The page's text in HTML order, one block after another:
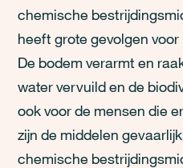
chemische
heeft grote gevolgen
De bodem verarmt en
water vervuild en de
ook voor de mensen die
zijn de middelen
chemische